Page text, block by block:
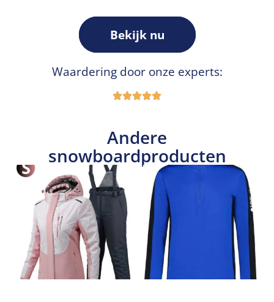
Bekijk nu
Waardering door onze experts:
Andere
snowboardproducten